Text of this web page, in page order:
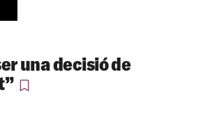
una decisió de